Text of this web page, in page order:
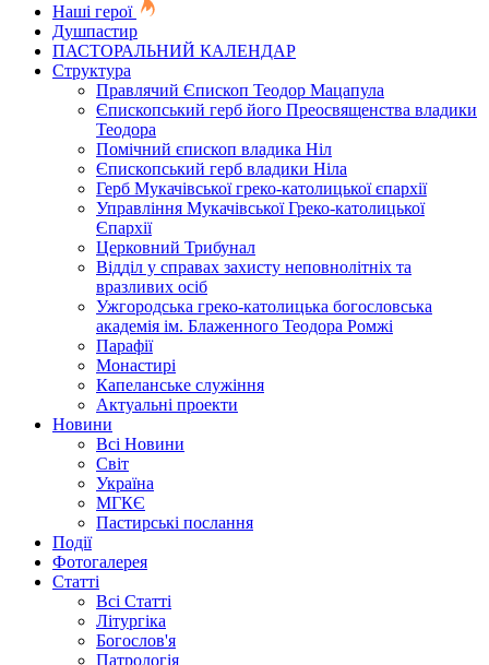
Наші герої
Душпастир
ПАСТОРАЛЬНИЙ КАЛЕНДАР
Структура
Правлячий Єпископ Теодор Мацапула
Єпископський герб його Преосвященства владики
Теодора
Помічний єпископ владика Ніл
Єпископський герб владики Ніла
Герб Мукачівської греко-католицької єпархії
Управління Мукачівської Греко-католицької
Єпархії
Церковний Трибунал
Відділ у справах захисту неповнолітніх та
вразливих осіб
Ужгородська греко-католицька богословська
академія ім. Блаженного Теодора Ромжі
Парафії
Монастирі
Капеланське служіння
Актуальні проекти
Новини
Всі Новини
Світ
Україна
МГКЄ
Пастирські послання
Події
Фотогалерея
Статті
Всі Статті
Літургіка
Богослов'я
Патрологія